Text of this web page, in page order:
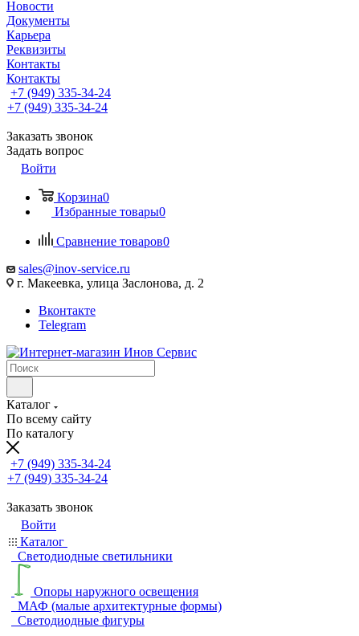
Новости
Документы
Карьера
Реквизиты
Контакты
Контакты
+7 (949) 335-34-24
+7 (949) 335-34-24
Заказать звонок
Задать вопрос
Войти
Корзина0
Избранные товары0
Сравнение товаров0
sales@inov-service.ru
г. Макеевка, улица Заслонова, д. 2
Вконтакте
Telegram
Каталог
По всему сайту
По каталогу
+7 (949) 335-34-24
+7 (949) 335-34-24
Заказать звонок
Войти
Каталог
Светодиодные светильники
Опоры наружного освещения
МАФ (малые архитектурные формы)
Светодиодные фигуры